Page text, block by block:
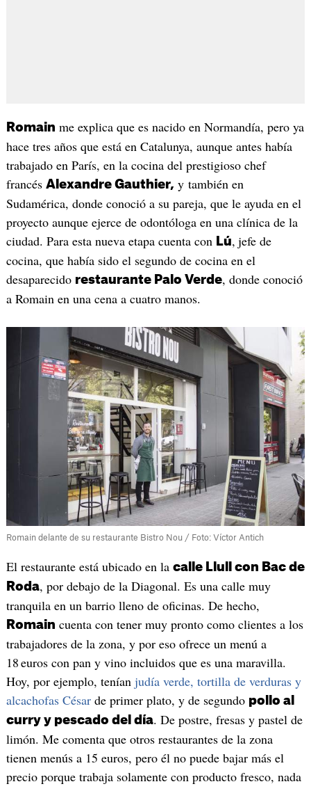
Romain me explica que es nacido en Normandía, pero ya
hace tres años que está en Catalunya, aunque antes había
trabajado en París, en la cocina del prestigioso chef
francés Alexandre Gauthier, y también en
Sudamérica, donde conoció a su pareja, que le ayuda en el
proyecto aunque ejerce de odontóloga en una clínica de la
ciudad. Para esta nueva etapa cuenta con Lú, jefe de
cocina, que había sido el segundo de cocina en el
desaparecido restaurante Palo Verde, donde conoció
a Romain en una cena a cuatro manos.
Romain delante de su restaurante Bistro Nou / Foto: Víctor Antich
El restaurante está ubicado en la calle Llull con Bac de
Roda, por debajo de la Diagonal. Es una calle muy
tranquila en un barrio lleno de oficinas. De hecho,
Romain cuenta con tener muy pronto como clientes a los
trabajadores de la zona, y por eso ofrece un menú a
18 euros con pan y vino incluidos que es una maravilla.
Hoy, por ejemplo, tenían judía verde, tortilla de verduras y
alcachofas César de primer plato, y de segundo pollo al
curry y pescado del día. De postre, fresas y pastel de
limón. Me comenta que otros restaurantes de la zona
tienen menús a 15 euros, pero él no puede bajar más el
precio porque trabaja solamente con producto fresco, nada